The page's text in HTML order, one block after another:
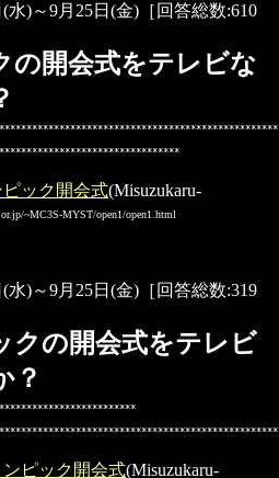
)～9月25日(金)［回答総数:610
の開会式をテレビな
ック開会式(Misuzukaru-
~MC3S-MYST/open1/open1.html
)～9月25日(金)［回答総数:319
クの開会式をテレビ
？
ピック開会式(Misuzukaru-